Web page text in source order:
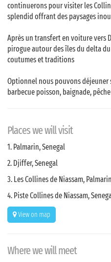
continuerons pour visiter les
splendid offrant des paysages
Après un transfert en voiture vers
pirogue autour des îles du delta
coutumes et traditions
Optionnel nous pouvons déjeuner
barbecue poisson, baignade, pêche
Places we will visit
1. Palmarin, Senegal
2. Djiffer, Senegal
3. Les Collines de Niassam,
4. Piste Collines de Niassam,
View on map
Where we will meet